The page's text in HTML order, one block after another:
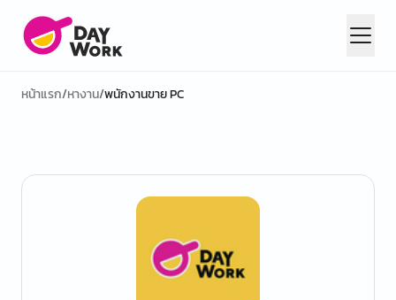
หน้าแรก/หางาน/พนักงานขาย PC